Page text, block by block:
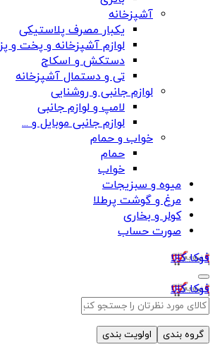
آشپزخانه
یکبار مصرف پلاستیکی
لوازم آشپزخانه و پخت و پز
دستکش و اسکاج
تی و دستمال آشپزخانه
لوازم جانبی و روشنایی
لامپ و لوازم جانبی
لوازم جانبی موبایل و ...
خواب و حمام
حمام
خواب
میوه و سبزیجات
مرغ و گوشت پرطلا
کولر و بخاری
صورت حساب
فوکا کالا
فوکا کالا
گروه بندی اولویت بندی